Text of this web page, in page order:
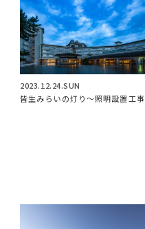
2022年の記事
2021年の記事
2020年の記事
2019年の記事
2018年の記事
2016年の記事
2023.12.24.SUN
皆生みらいの灯り～照明設置工事